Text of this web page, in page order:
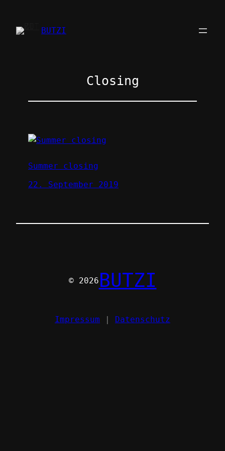
springenBUTZI
Closing
Summer closing
22. September 2019
© 2026 BUTZI
Impressum | Datenschutz